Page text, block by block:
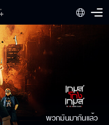
พวกมันมากันแล้ว